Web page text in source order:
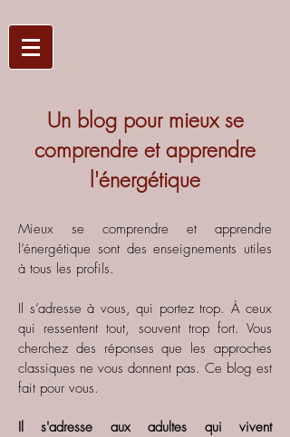
Un blog pour mieux se
comprendre et apprendre
l'énergétique
Mieux se comprendre et apprendre
l’énergétique sont des enseignements utiles
à tous les profils.
Il s’adresse à vous, qui portez trop. À ceux
qui ressentent tout, souvent trop fort. Vous
cherchez des réponses que les approches
classiques ne vous donnent pas. Ce blog est
fait pour vous.
Il s'adresse aux adultes qui vivent